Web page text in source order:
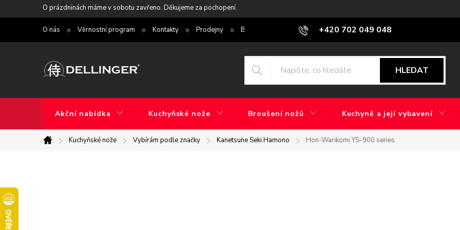
na
O prázdninách máme v sobotu zavřeno. Děkujeme za pochopení.
+420 702 049 048
O nás Věrnostní program Kontakty Prodejny Blog Jaký je rozdíl mezi továrním brusem a ručním broušením?
HLEDAT
Akční nabídka Kuchyňské nože Broušení nožů Kuchyně a její vybavení
Domů
Kuchyňské nože Vybírám podle značky Kanetsune Seki Hamono Hon-Warikomi YS-900 series